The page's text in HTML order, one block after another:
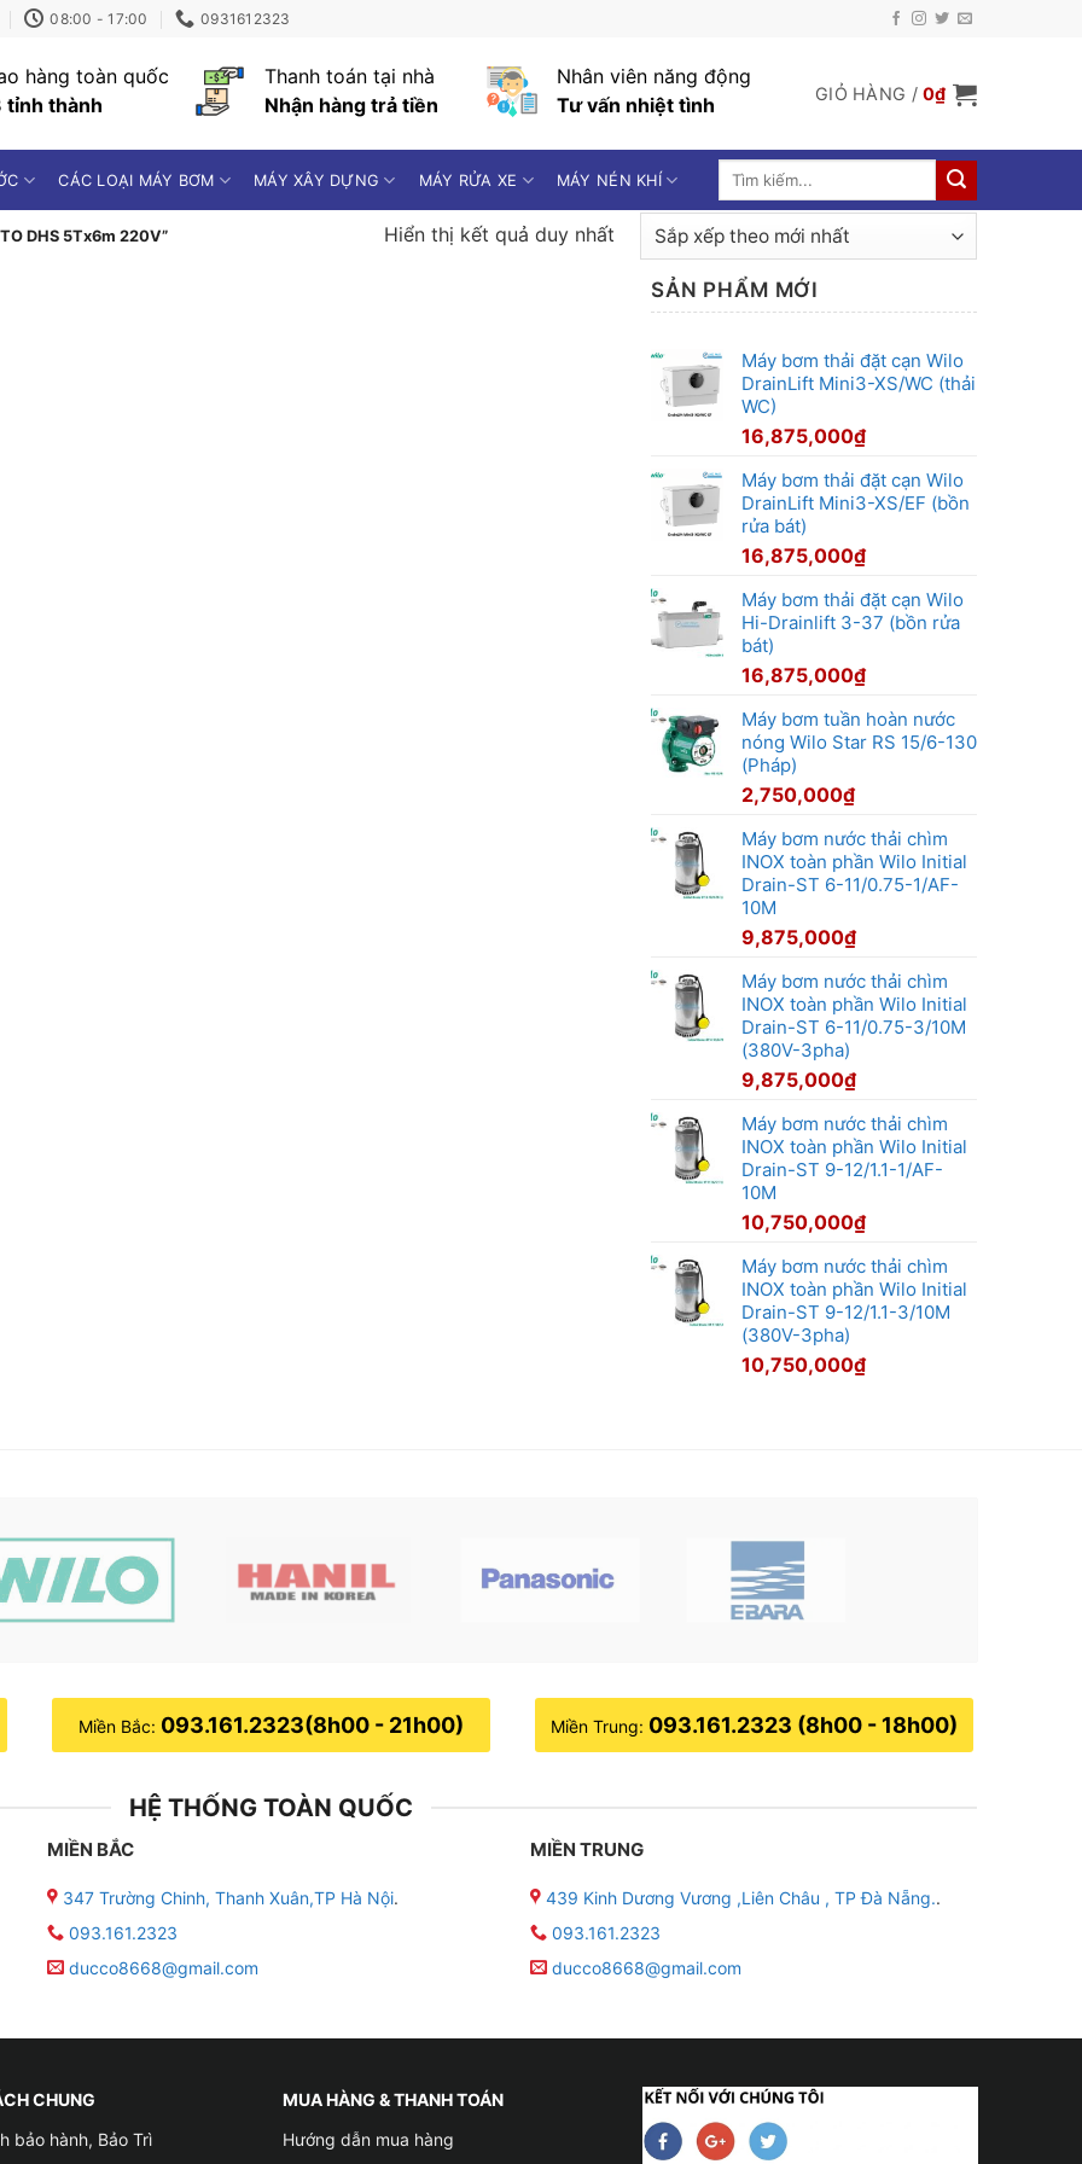
08:00 - 17:00 0931612323
hàng toàn quốc
tỉnh thành
Thanh toán tại nhà
Nhận hàng trả tiền
Nhân viên năng động
Tư vấn nhiệt tình
GIỎ HÀNG /0₫
CÁC LOẠI MÁY BƠM MÁY XÂY DỰNG MÁY RỬA XE MÁY NÉN KHÍ
Tìm
DHS 5Tx6m 220V” Hiển thị kết quả duy nhất
SẢN PHẨM MỚI
Máy bơm thải đặt cạn Wilo
DrainLift Mini3-XS/WC (thải
WC)
16,875,000₫
Máy bơm thải đặt cạn Wilo
DrainLift Mini3-XS/EF (bồn
rửa bát)
16,875,000₫
Máy bơm thải đặt cạn Wilo
Hi-Drainlift 3-37 (bồn rửa
bát)
16,875,000₫
Máy bơm tuần hoàn nước
nóng Wilo Star RS 15/6-130
(Pháp)
2,750,000₫
Máy bơm nước thải chìm
INOX toàn phần Wilo Initial
Drain-ST 6-11/0.75-1/AF-
10M
9,875,000₫
Máy bơm nước thải chìm
INOX toàn phần Wilo Initial
Drain-ST 6-11/0.75-3/10M
(380V-3pha)
9,875,000₫
Máy bơm nước thải chìm
INOX toàn phần Wilo Initial
Drain-ST 9-12/1.1-1/AF-
10M
10,750,000₫
Máy bơm nước thải chìm
INOX toàn phần Wilo Initial
Drain-ST 9-12/1.1-3/10M
(380V-3pha)
10,750,000₫
Miền Bắc: 093.161.2323(8h00 - 21h00) Miền Trung: 093.161.2323 (8h00 - 18h00)
HỆ THỐNG TOÀN QUỐC
MIỀN BẮC
347 Trường Chinh, Thanh Xuân,TP Hà Nội.
093.161.2323
ducco8668@gmail.com
MIỀN TRUNG
439 Kinh Dương Vương ,Liên Châu , TP Đà Nẵng..
093.161.2323
ducco8668@gmail.com
CHUNG
bảo hành, Bảo Trì
MUA HÀNG & THANH TOÁN
Hướng dẫn mua hàng